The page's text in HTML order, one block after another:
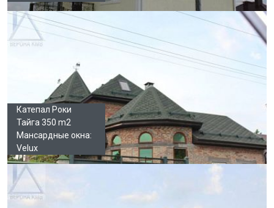
Катепал Роки
Тайга 350 m2
Мансардные окна:
Velux